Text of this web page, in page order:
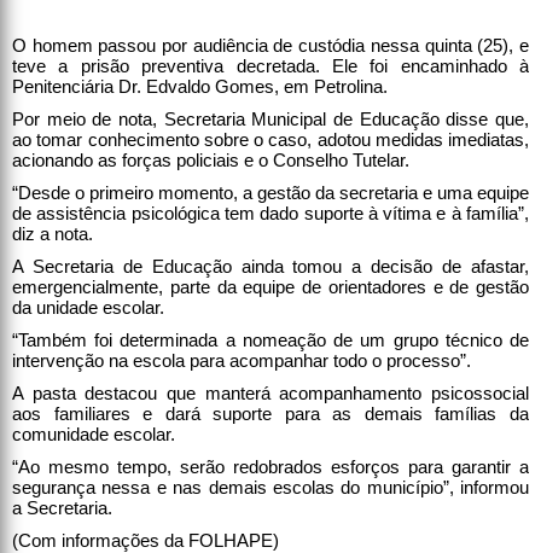
O homem passou por audiência de custódia nessa quinta (25), e
teve a prisão preventiva decretada. Ele foi encaminhado à
Penitenciária Dr. Edvaldo Gomes, em Petrolina.
Por meio de nota, Secretaria Municipal de Educação disse que,
ao tomar conhecimento sobre o caso, adotou medidas imediatas,
acionando as forças policiais e o Conselho Tutelar.
“Desde o primeiro momento, a gestão da secretaria e uma equipe
de assistência psicológica tem dado suporte à vítima e à família”,
diz a nota.
A Secretaria de Educação ainda tomou a decisão de afastar,
emergencialmente, parte da equipe de orientadores e de gestão
da unidade escolar.
“Também foi determinada a nomeação de um grupo técnico de
intervenção na escola para acompanhar todo o processo”.
A pasta destacou que manterá acompanhamento psicossocial
aos familiares e dará suporte para as demais famílias da
comunidade escolar.
“Ao mesmo tempo, serão redobrados esforços para garantir a
segurança nessa e nas demais escolas do município”, informou
a Secretaria.
(Com informações da FOLHAPE)